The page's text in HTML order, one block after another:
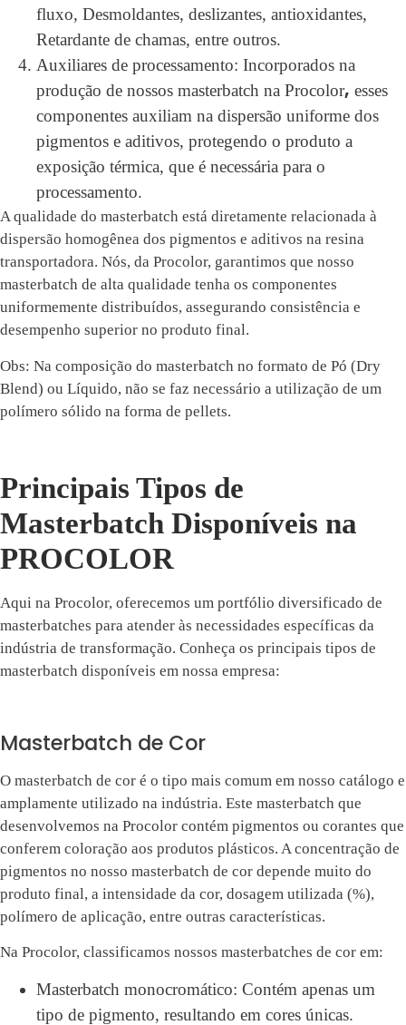
fluxo, Desmoldantes, deslizantes, antioxidantes,
Retardante de chamas, entre outros.
Auxiliares de processamento: Incorporados na
produção de nossos masterbatch na Procolor, esses
componentes auxiliam na dispersão uniforme dos
pigmentos e aditivos, protegendo o produto a
exposição térmica, que é necessária para o
processamento.
A qualidade do masterbatch está diretamente relacionada à
dispersão homogênea dos pigmentos e aditivos na resina
transportadora. Nós, da Procolor, garantimos que nosso
masterbatch de alta qualidade tenha os componentes
uniformemente distribuídos, assegurando consistência e
desempenho superior no produto final.
Obs: Na composição do masterbatch no formato de Pó (Dry
Blend) ou Líquido, não se faz necessário a utilização de um
polímero sólido na forma de pellets.
Principais Tipos de
Masterbatch Disponíveis na
PROCOLOR
Aqui na Procolor, oferecemos um portfólio diversificado de
masterbatches para atender às necessidades específicas da
indústria de transformação. Conheça os principais tipos de
masterbatch disponíveis em nossa empresa:
Masterbatch de Cor
O masterbatch de cor é o tipo mais comum em nosso catálogo e
amplamente utilizado na indústria. Este masterbatch que
desenvolvemos na Procolor contém pigmentos ou corantes que
conferem coloração aos produtos plásticos. A concentração de
pigmentos no nosso masterbatch de cor depende muito do
produto final, a intensidade da cor, dosagem utilizada (%),
polímero de aplicação, entre outras características.
Na Procolor, classificamos nossos masterbatches de cor em:
Masterbatch monocromático: Contém apenas um
tipo de pigmento, resultando em cores únicas.